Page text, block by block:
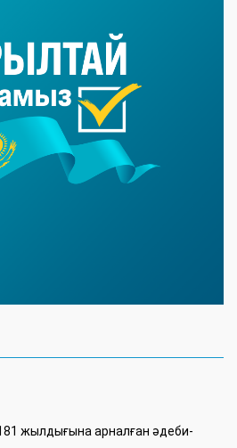
жылдығына арналған әдеби-